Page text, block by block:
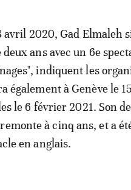
avril 2020, Gad Elmaleh
deux ans avec un 6e
indiquent les
également à Genève le
le 6 février 2021. Son
à cinq ans, et a
en anglais.